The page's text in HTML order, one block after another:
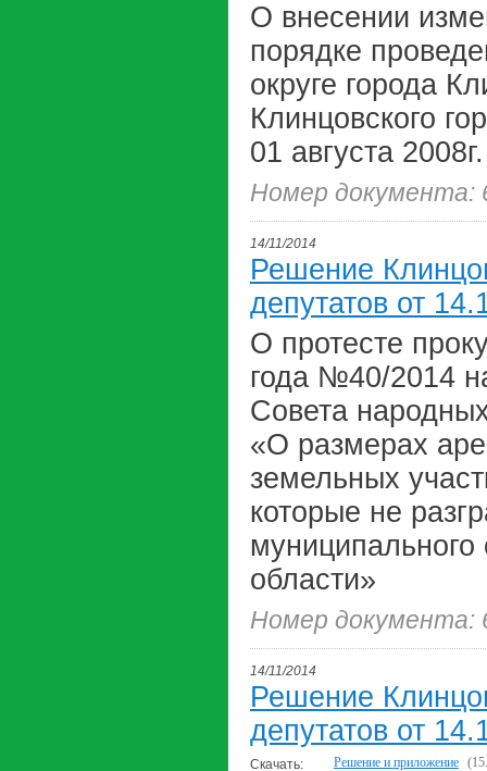
О внесении
порядке
округе города
Клинцовского
01 августа
Номер документа:
14/11/2014
Решение
депутатов от
О протесте
года №40/2014
Совета
«О размерах
земельных
которые не
области»
Номер документа:
14/11/2014
Решение
депутатов от
Скачать: Решение и приложение